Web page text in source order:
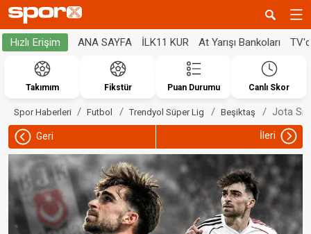
Hızlı Erişim ANA SAYFA İLK11 KUR At Yarışı Bankoları
Takımım Fikstür Puan Durumu Canlı Skor
Spor Haberleri Futbol Trendyol Süper Lig Beşiktaş Jota
Geri İleri